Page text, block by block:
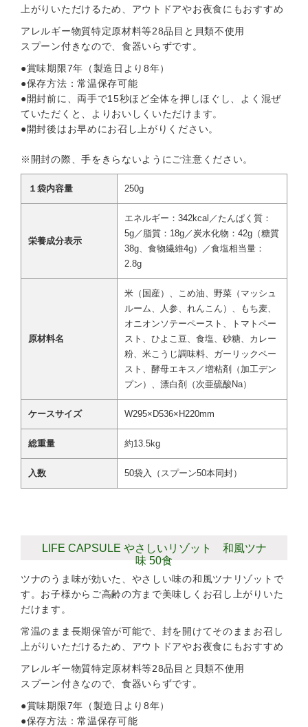
上がりいただけるため、アウトドアやお夜食にもおすすめ
アレルギー物質特定原材料等28品目と貝類不使用
スプーン付きなので、食器いらずです。
●賞味期限7年（製造日より8年）
●保存方法：常温保存可能
●開封前に、両手で15秒ほど全体を押しほぐし、よく混ぜ
ていただくと、よりおいしくいただけます。
●開封後はお早めにお召し上がりください。
※開封の際、手をきらないようにご注意ください。
１袋内容量 250g
栄養成分表示
エネルギー：342kcal／たんぱく質：
5g／脂質：18g／炭水化物：42g（糖質
38g、食物繊維4g）／食塩相当量：
2.8g
原材料名
米（国産）、こめ油、野菜（マッシュ
ルーム、人参、れんこん）、もち麦、
オニオンソテーペースト、トマトペー
スト、ひよこ豆、食塩、砂糖、カレー
粉、米こうじ調味料、ガーリックペー
スト、酵母エキス／増粘剤（加工デン
プン）、漂白剤（次亜硫酸Na）
ケースサイズ W295×D536×H220mm
総重量 約13.5kg
入数 50袋入（スプーン50本同封）
LIFE CAPSULE やさしいリゾット 和風ツナ
味 50食
ツナのうま味が効いた、やさしい味の和風ツナリゾットで
す。お子様からご高齢の方まで美味しくお召し上がりいた
だけます。
常温のまま長期保管が可能で、封を開けてそのままお召し
上がりいただけるため、アウトドアやお夜食にもおすすめ
アレルギー物質特定原材料等28品目と貝類不使用
スプーン付きなので、食器いらずです。
●賞味期限7年（製造日より8年）
●保存方法：常温保存可能